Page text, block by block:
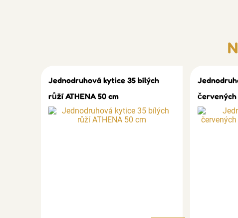
Jednodruhová kytice 35 bílých
růží ATHENA 50 cm
červených